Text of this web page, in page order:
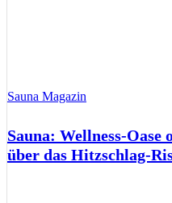
Sauna Magazin
Sauna: Wellness-Oase
über das Hitzschlag-